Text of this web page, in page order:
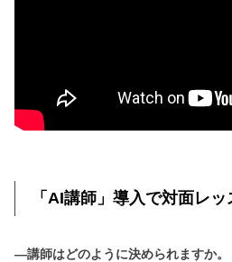
「AI講師」導入で対面レ
―講師はどのように決められますか。